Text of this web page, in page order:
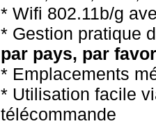
* Wifi 802.11b/g
* Gestion pratique
par pays, par
* Emplacements
* Utilisation facile
télécommande